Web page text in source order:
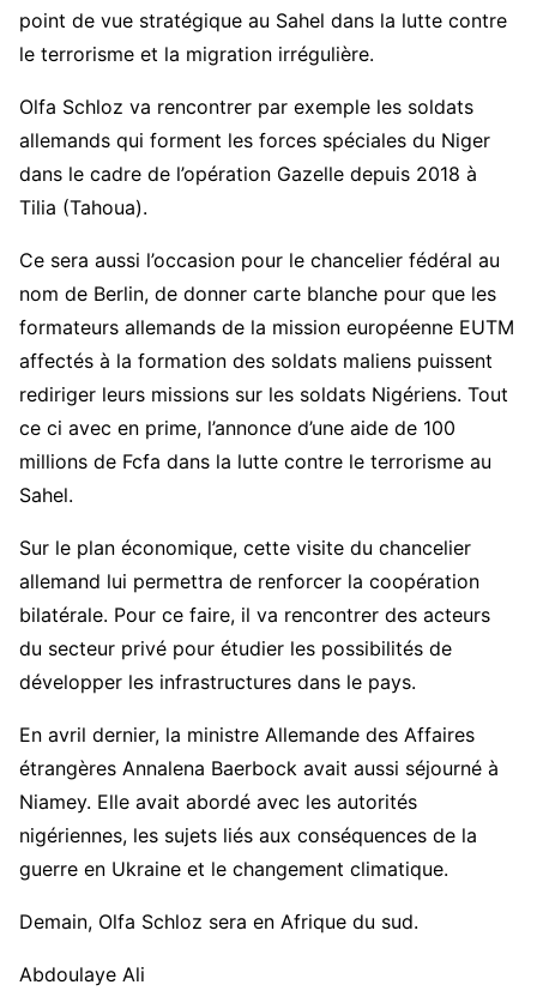
point de vue stratégique au Sahel dans la lutte contre
le terrorisme et la migration irrégulière.
Olfa Schloz va rencontrer par exemple les soldats
allemands qui forment les forces spéciales du Niger
dans le cadre de l’opération Gazelle depuis 2018 à
Tilia (Tahoua).
Ce sera aussi l’occasion pour le chancelier fédéral au
nom de Berlin, de donner carte blanche pour que les
formateurs allemands de la mission européenne EUTM
affectés à la formation des soldats maliens puissent
rediriger leurs missions sur les soldats Nigériens. Tout
ce ci avec en prime, l’annonce d’une aide de 100
millions de Fcfa dans la lutte contre le terrorisme au
Sahel.
Sur le plan économique, cette visite du chancelier
allemand lui permettra de renforcer la coopération
bilatérale. Pour ce faire, il va rencontrer des acteurs
du secteur privé pour étudier les possibilités de
développer les infrastructures dans le pays.
En avril dernier, la ministre Allemande des Affaires
étrangères Annalena Baerbock avait aussi séjourné à
Niamey. Elle avait abordé avec les autorités
nigériennes, les sujets liés aux conséquences de la
guerre en Ukraine et le changement climatique.
Demain, Olfa Schloz sera en Afrique du sud.
Abdoulaye Ali